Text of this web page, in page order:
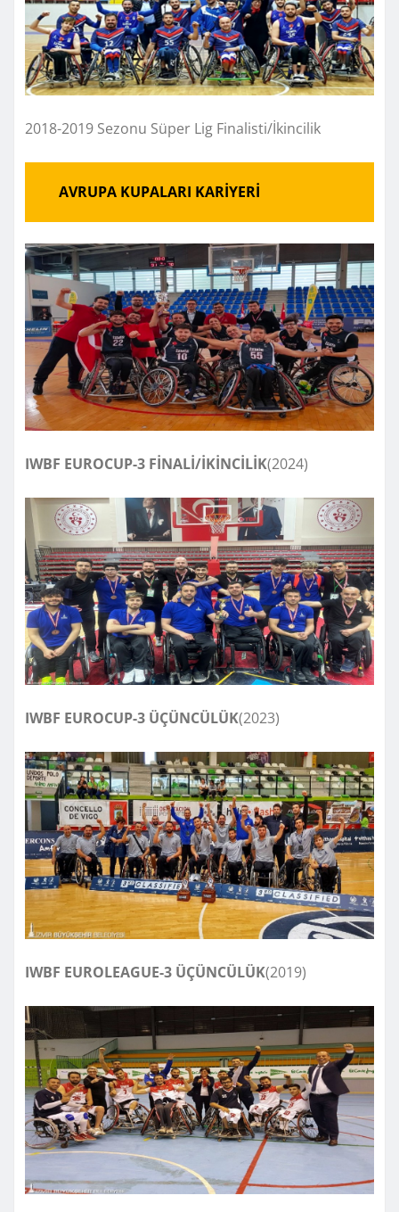
2018-2019 Sezonu Süper Lig Finalisti/İkincilik
AVRUPA KUPALARI KARİYERİ
IWBF EUROCUP-3 FİNALİ/İKİNCİLİK(2024)
IWBF EUROCUP-3 ÜÇÜNCÜLÜK(2023)
IWBF EUROLEAGUE-3 ÜÇÜNCÜLÜK(2019)